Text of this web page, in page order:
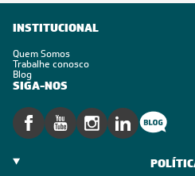
INSTITUCIONAL
Quem Somos
Trabalhe conosco
Blog
SIGA-NOS